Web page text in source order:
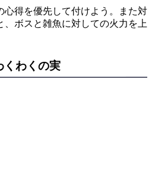
心得を優先して付けよう。また対
ボスと雑魚に対しての火力を上
くわくの実